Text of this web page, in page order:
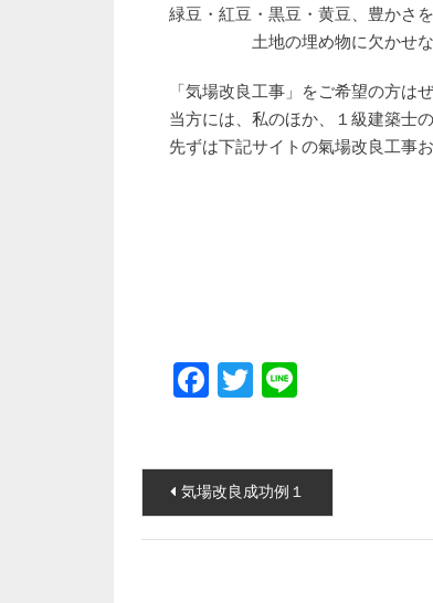
緑豆・紅豆・黒豆・黄豆、豊かさ
土地の埋め物に欠かせない
「気場改良工事」をご希望の方は
当方には、私のほか、１級建築士
先ずは下記サイトの氣場改良工事
Facebook
Twitter
Line
投稿ナビゲーション
気場改良成功例１